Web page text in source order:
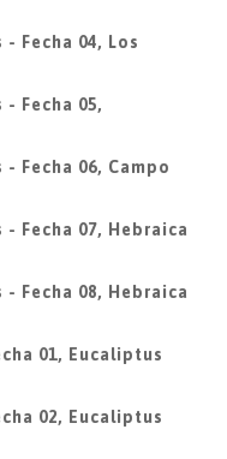
Fecha 04, Los
Fecha 05,
Fecha 06, Campo
Fecha 07, Hebraica
Fecha 08, Hebraica
01, Eucaliptus
02, Eucaliptus